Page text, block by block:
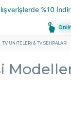
TV ÜNITELERI & TV SEHPALARI